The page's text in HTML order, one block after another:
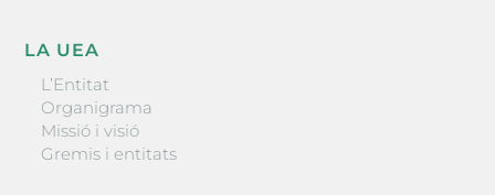
LA UEA
L’Entitat
Organigrama
Missió i visió
Gremis i entitats